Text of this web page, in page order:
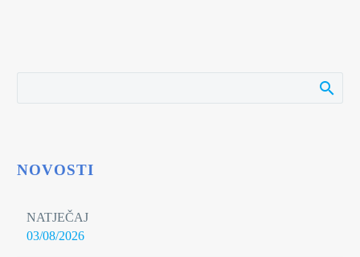
NOVOSTI
NATJEČAJ
03/08/2026